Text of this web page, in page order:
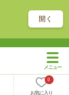
開く
0
お気に入り